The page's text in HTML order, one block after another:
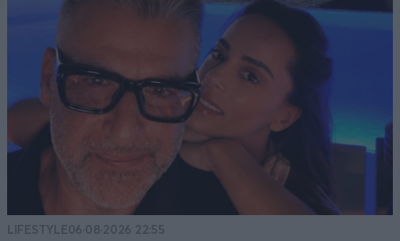
LIFESTYLE06·08·2026 22:55